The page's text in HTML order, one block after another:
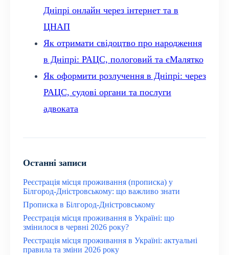
Дніпрі онлайн через інтернет та в
ЦНАП
Як отримати свідоцтво про народження
в Дніпрі: РАЦС, пологовий та єМалятко
Як оформити розлучення в Дніпрі: через
РАЦС, судові органи та послуги
адвоката
Останні записи
Реєстрація місця проживання (прописка) у
Білгород-Дністровському: що важливо знати
Прописка в Білгород-Дністровському
Реєстрація місця проживання в Україні: що
змінилося в червні 2026 року?
Реєстрація місця проживання в Україні: актуальні
правила та зміни 2026 року